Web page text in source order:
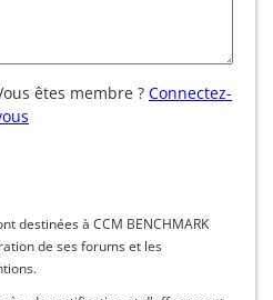
êtes membre ? Connectez-
destinées à CCM BENCHMARK
de ses forums et les